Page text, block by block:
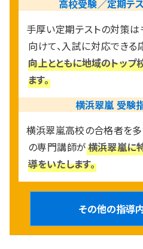
高校受験／定期テ
手厚い定期テストの対策は
向けて、⼊試に対応できる
向上とともに地域のトッ
ます。
横浜翠嵐 受験
横浜翠嵐高校の合格者を多
の専門講師が横浜翠嵐に
導をいたします。
その他の指導